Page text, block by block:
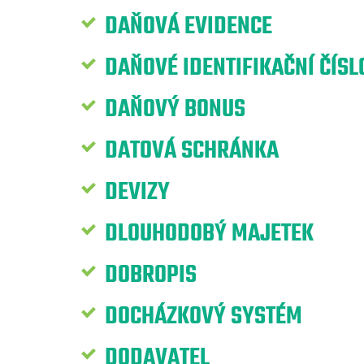
DAŇOVÁ EVIDENCE
DAŇOVÉ IDENTIFIKAČNÍ
DAŇOVÝ BONUS
DATOVÁ SCHRÁNKA
DEVIZY
DLOUHODOBÝ MAJETEK
DOBROPIS
DOCHÁZKOVÝ SYSTÉM